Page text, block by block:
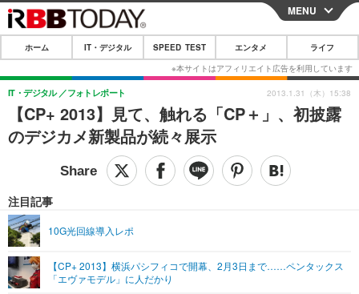
CLOSE
ホーム
IT・デジタル
IT・デジタルTOP スマートフォン
ショッピング その他
SPEED TEST
エンタメTOP 映画・ドラマ
グラビア
ライフTOP
その他
リリース一覧
プッシュ通知の停止方法
MENU
ホーム IT・デジタル SPEED TEST エンタメ ライフ
【CP+ 2013】見て、触れる「CP＋」、初披露
のデジカメ新製品が続々展示
IT・デジタル フォトレポート
注目記事
10G光回線導入レポ
【CP+ 2013】横浜パシフィコで開幕、2月3日まで……ペンタックス
「エヴァモデル」に人だかり
2013.1.31（木）15:38